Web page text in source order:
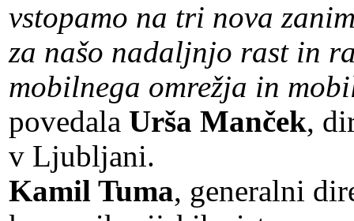
vstopamo na tri nova
za našo nadaljnjo rast in
mobilnega omrežja in
povedala Urša Manček,
v Ljubljani.
Kamil Tuma, generalni